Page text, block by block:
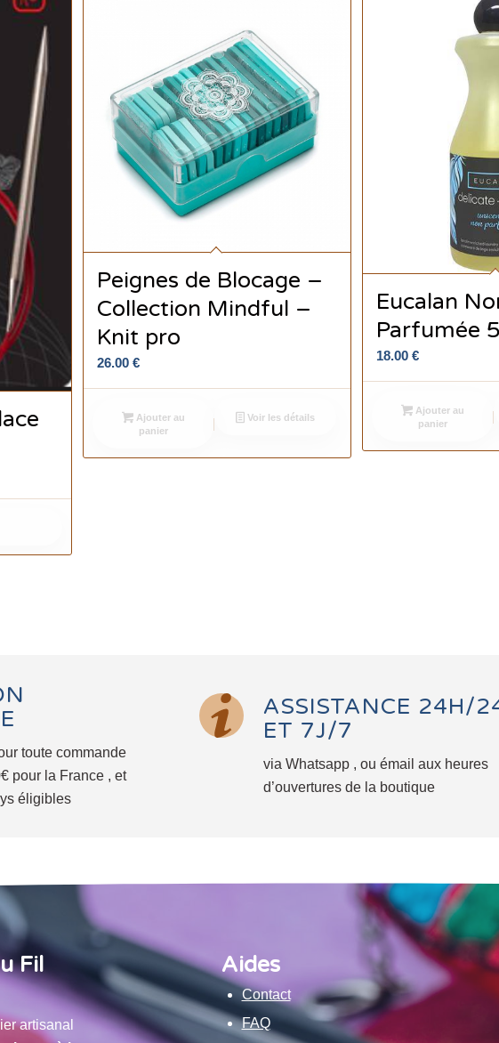
Peignes de Blocage –
Collection Mindful –
Knit pro
26.00€
Ajouter au
panier
Voir les détails
Eucalan
Parfumée
18.00€
Ajouter au
panier
toute commande
pour la France , et
éligibles
ASSISTANCE 24H/
ET 7J/7
via Whatsapp , ou émail aux heures
d’ouvertures de la boutique
Fil
artisanal
Aides
Contact
FAQ